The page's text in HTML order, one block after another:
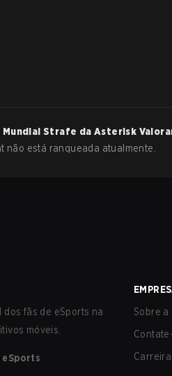
Mundial Strafe da Asterisk
não está ranqueada atualmente.
dos fãs de eSports na
móveis.
Sobre a
Carreira